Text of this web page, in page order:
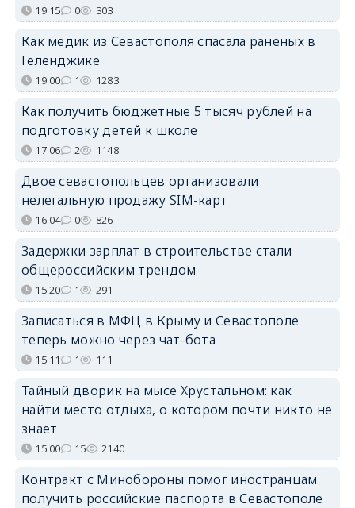
19:15 0 303
Как медик из Севастополя спасала раненых в
Геленджике
19:00 1 1283
Как получить бюджетные 5 тысяч рублей на
подготовку детей к школе
17:06 2 1148
Двое севастопольцев организовали
нелегальную продажу SIM-карт
16:04 0 826
Задержки зарплат в строительстве стали
общероссийским трендом
15:20 1 291
Записаться в МФЦ в Крыму и Севастополе
теперь можно через чат-бота
15:11 1 111
Тайный дворик на мысе Хрустальном: как
найти место отдыха, о котором почти никто не
знает
15:00 15 2140
Контракт с Минобороны помог иностранцам
получить российские паспорта в Севастополе